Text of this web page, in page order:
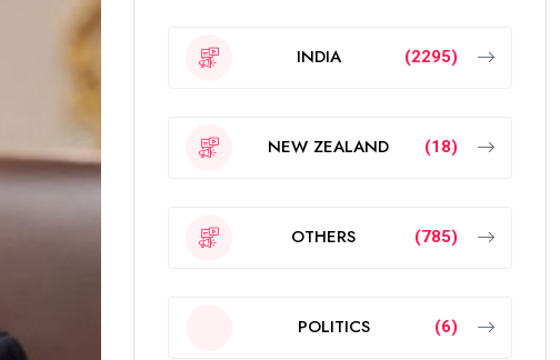
INDIA (2295)
NEW ZEALAND (18)
OTHERS (785)
POLITICS (6)